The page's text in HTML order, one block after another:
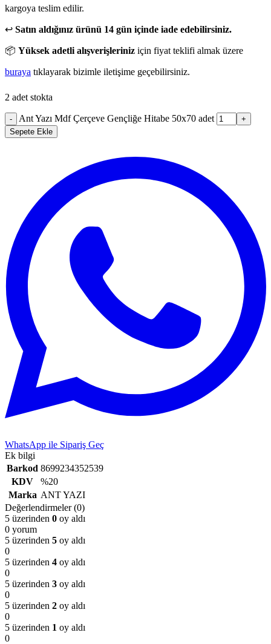
kargoya teslim edilir.
↩️ Satın aldığınız ürünü 14 gün içinde iade edebilirsiniz.
📦 Yüksek adetli alışverişleriniz için fiyat teklifi almak üzere
buraya tıklayarak bizimle iletişime geçebilirsiniz.
2 adet stokta
- Ant Yazı Mdf Çerçeve Gençliğe Hitabe 50x70 adet
+
Sepete Ekle
WhatsApp ile Sipariş Geç
Ek bilgi
Barkod 8699234352539
KDV
%20
Marka ANT YAZI
Değerlendirmeler (0)
5 üzerinden 0 oy aldı
0 yorum
5 üzerinden 5 oy aldı
0
5 üzerinden 4 oy aldı
0
5 üzerinden 3 oy aldı
0
5 üzerinden 2 oy aldı
0
5 üzerinden 1 oy aldı
0